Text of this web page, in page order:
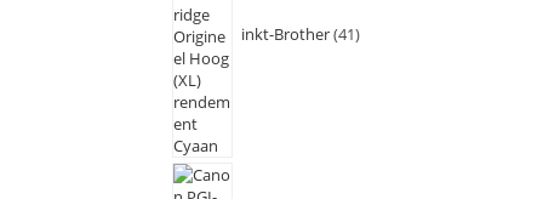
inkt-Brother 41